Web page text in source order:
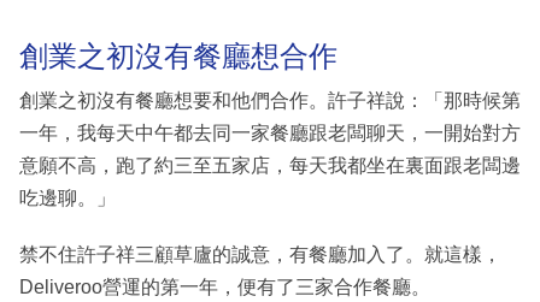
創業之初沒有餐廳想合作
創業之初沒有餐廳想要和他們合作。許子祥說：「那時候第
一年，我每天中午都去同一家餐廳跟老闆聊天，一開始對方
意願不高，跑了約三至五家店，每天我都坐在裏面跟老闆邊
吃邊聊。」
禁不住許子祥三顧草廬的誠意，有餐廳加入了。就這樣，
Deliveroo營運的第一年，便有了三家合作餐廳。